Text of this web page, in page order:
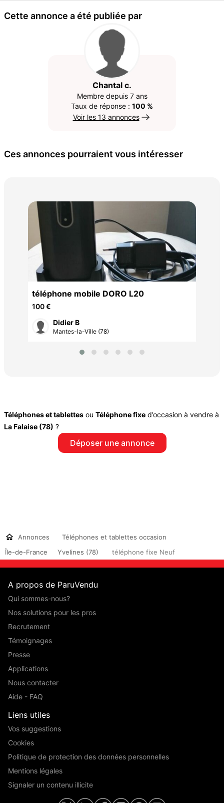
Cette annonce a été publiée par
Chantal c.
Membre depuis 7 ans
Taux de réponse : 100 %
Voir les 13 annonces
Ces annonces pourraient vous intéresser
téléphone mobile DORO L20
100 €
Didier B
Mantes-la-Ville (78)
Téléphones et tablettes ou Téléphone fixe d’occasion à vendre à
La Falaise (78) ?
Déposer une annonce
Annonces
Téléphones et tablettes occasion
Île-de-France
Yvelines (78) téléphone fixe Neuf
A propos de ParuVendu
Qui sommes-nous?
Nos solutions pour les pros
Recrutement
Témoignages
Presse
Applications
Nous contacter
Aide - FAQ
Liens utiles
Vos suggestions
Cookies
Politique de protection des données personnelles
Mentions légales
Signaler un contenu illicite